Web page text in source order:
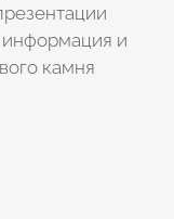
информация и
камня